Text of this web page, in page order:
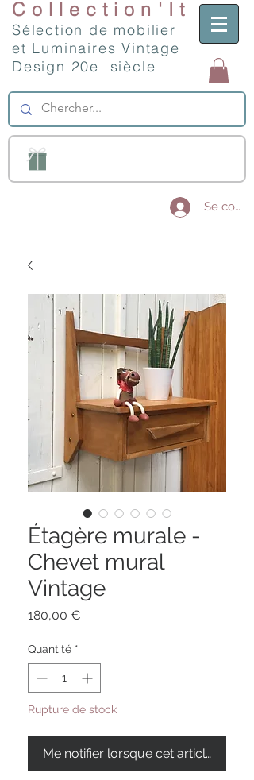
Collection'It
Sélection de mobilier
et Luminaires Vintage
Design 20e siècle
Se
Étagère murale -
Chevet mural
Vintage
180,00 €
Quantité *
Rupture de stock
Me notifier lorsque cet article est